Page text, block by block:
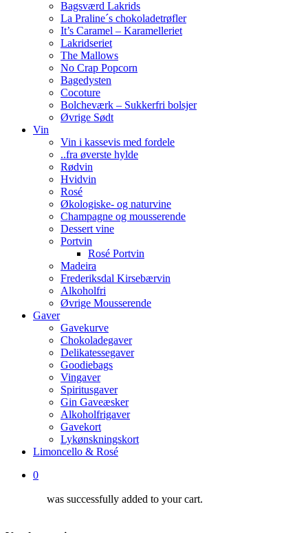
Bagsværd Lakrids
La Praline´s chokoladetrøfler
It’s Caramel – Karamelleriet
Lakridseriet
The Mallows
No Crap Popcorn
Bagedysten
Cocoture
Bolcheværk – Sukkerfri bolsjer
Øvrige Sødt
Vin
Vin i kassevis med fordele
..fra øverste hylde
Rødvin
Hvidvin
Rosé
Økologiske- og naturvine
Champagne og mousserende
Dessert vine
Portvin
Rosé Portvin
Madeira
Frederiksdal Kirsebærvin
Alkoholfri
Øvrige Mousserende
Gaver
Gavekurve
Chokoladegaver
Delikatessegaver
Goodiebags
Vingaver
Spiritusgaver
Gin Gaveæsker
Alkoholfrigaver
Gavekort
Lykønskningskort
Limoncello & Rosé
0
was successfully added to your cart.